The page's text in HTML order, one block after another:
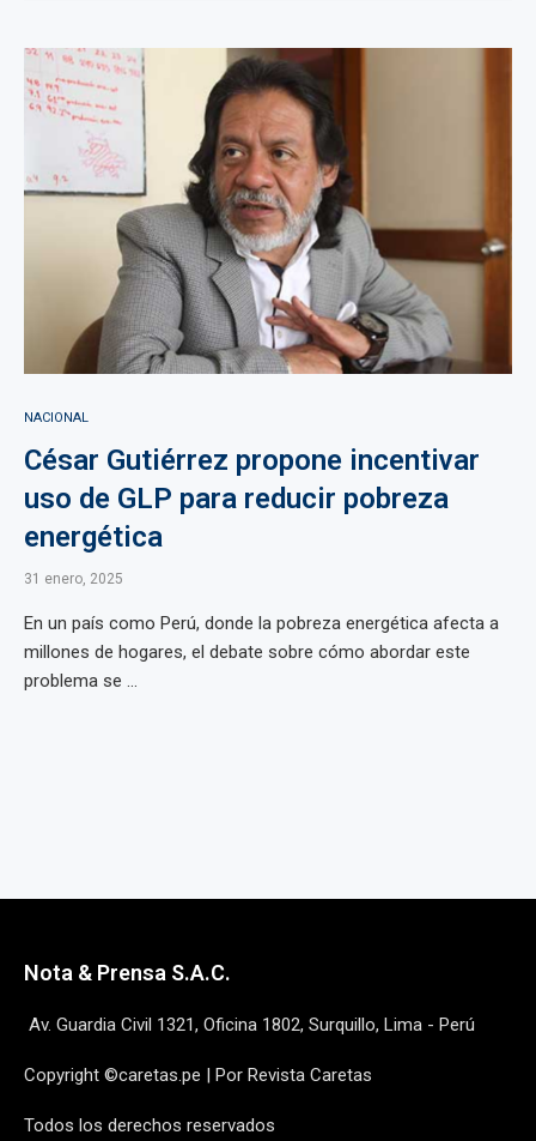
NACIONAL
César Gutiérrez propone incentivar
uso de GLP para reducir pobreza
energética
31 enero, 2025
En un país como Perú, donde la pobreza energética afecta a
millones de hogares, el debate sobre cómo abordar este
problema se ...
Nota & Prensa S.A.C.
Av. Guardia Civil 1321, Oficina 1802, Surquillo, Lima - Perú
Copyright ©caretas.pe | Por Revista Caretas
Todos los derechos reservados